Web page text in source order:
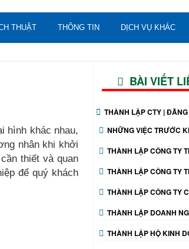
THUẬT THÔNG TIN DỊCH VỤ KHÁC
hình khác nhau,
nhân khi khởi
thiết và quan
để quý khách
BÀI VIẾT
THÀNH LẬP CTY |
NHỮNG VIỆC TRƯỚC
THÀNH LẬP CÔNG TY
THÀNH LẬP CÔNG TY
THÀNH LẬP CÔNG TY
THÀNH LẬP DOANH
THÀNH LẬP HỘ KINH